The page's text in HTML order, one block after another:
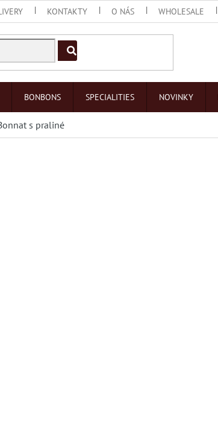
KONTAKTY O NÁS WHOLESALE
BONBONS SPECIALITIES NOVINKY
s praliné